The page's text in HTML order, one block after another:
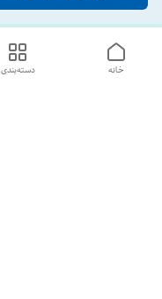
دسته‌بندی خانه